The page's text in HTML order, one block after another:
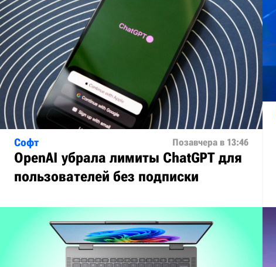
Софт Позавчера в 13:46
OpenAI убрала лимиты ChatGPT для
пользователей без подписки